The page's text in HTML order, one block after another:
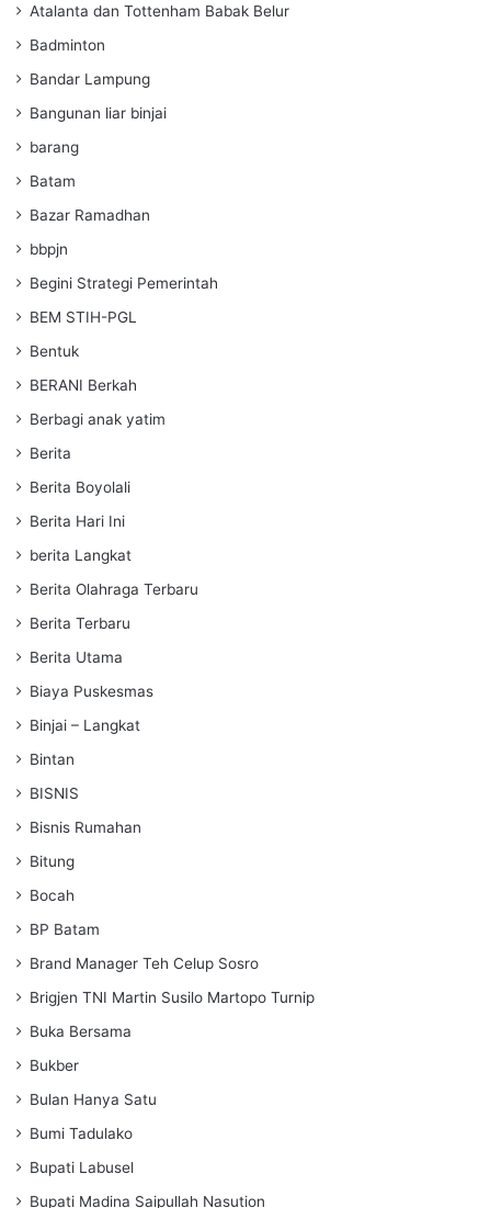
Atalanta dan Tottenham Babak Belur
Badminton
Bandar Lampung
Bangunan liar binjai
barang
Batam
Bazar Ramadhan
bbpjn
Begini Strategi Pemerintah
BEM STIH-PGL
Bentuk
BERANI Berkah
Berbagi anak yatim
Berita
Berita Boyolali
Berita Hari Ini
berita Langkat
Berita Olahraga Terbaru
Berita Terbaru
Berita Utama
Biaya Puskesmas
Binjai – Langkat
Bintan
BISNIS
Bisnis Rumahan
Bitung
Bocah
BP Batam
Brand Manager Teh Celup Sosro
Brigjen TNI Martin Susilo Martopo Turnip
Buka Bersama
Bukber
Bulan Hanya Satu
Bumi Tadulako
Bupati Labusel
Bupati Madina Saipullah Nasution